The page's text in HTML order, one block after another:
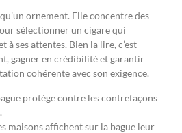
qu’un ornement. Elle concentre des
sélectionner un cigare qui
à ses attentes. Bien la lire, c’est
gagner en crédibilité et garantir
cohérente avec son exigence.
protège contre les contrefaçons
maisons affichent sur la bague leur